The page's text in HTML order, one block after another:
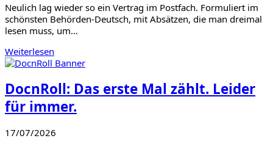
Neulich lag wieder so ein Vertrag im Postfach. Formuliert im
schönsten Behörden-Deutsch, mit Absätzen, die man dreimal
lesen muss, um…
Weiterlesen
DocnRoll: Das erste Mal zählt. Leider
für immer.
17/07/2026